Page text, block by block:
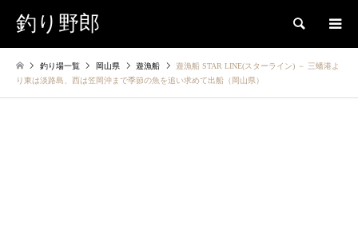
釣り野郎 検索
釣り場一覧 岡山県 遊漁船
遊漁船 STAR LINE(スターライン) － 三蟠港よ
り東は淡路島、西は笠岡沖まで季節の魚を追い求めて出船（岡山県）